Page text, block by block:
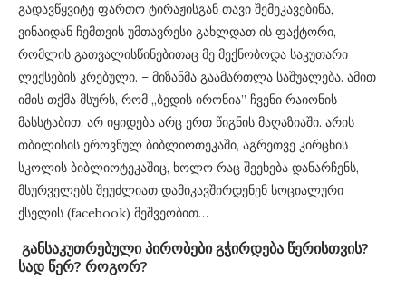
გადავწყვიტე ფართო ტირაჟისგან თავი შემეკავებინა,
ვინაიდან ჩემთვის უმთავრესი გახლდათ ის ფაქტორი,
რომლის გათვალისწინებითაც მე მექნობოდა საკუთარი
ლექსების კრებული. – მიზანმა გაამართლა საშუალება. ამით
იმის თქმა მსურს, რომ ,,ბედის ირონია” ჩვენი რაიონის
მასსტაბით, არ იყიდება არც ერთ წიგნის მაღაზიაში. არის
თბილისის ეროვნულ ბიბლიოთეკაში, აგრეთვე კირცხის
სკოლის ბიბლიოტეკაშიც, ხოლო რაც შეეხება დანარჩენს,
მსურველებს შეუძლიათ დამიკავშირდენენ სოციალური
ქსელის (facebook) მეშვეობით…
განსაკუთრებული პირობები გჭირდება წერისთვის?
სად წერ? როგორ?